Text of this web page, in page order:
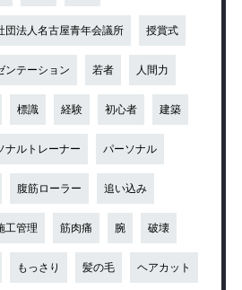
団法人名古屋青年会議所 授賞式
ンテーション 若者 人間力
標識 経験 初心者 建築
ナルトレーナー パーソナル
腹筋ローラー 追い込み
工管理 筋肉痛 腕 破壊
もっさり 髪の毛 ヘアカット